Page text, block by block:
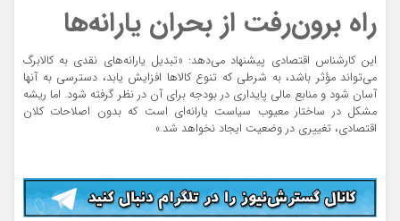
راه برون‌رفت از بحران یارانه‌ها
این کارشناس اقتصادی پیشنهاد می‌دهد: «تبدیل یارانه‌های نقدی به کالابرگ
می‌تواند مؤثر باشد، به شرطی که تنوع کالاها افزایش یابد، دسترسی به آنها
آسان شود و منابع مالی پایداری در بودجه برای آن در نظر گرفته شود. اما ریشه
مشکل در ساختار معیوب سیاست یارانه‌ای است که بدون اصلاحات کلان
اقتصادی، تغییری در وضعیت ایجاد نخواهد شد.»